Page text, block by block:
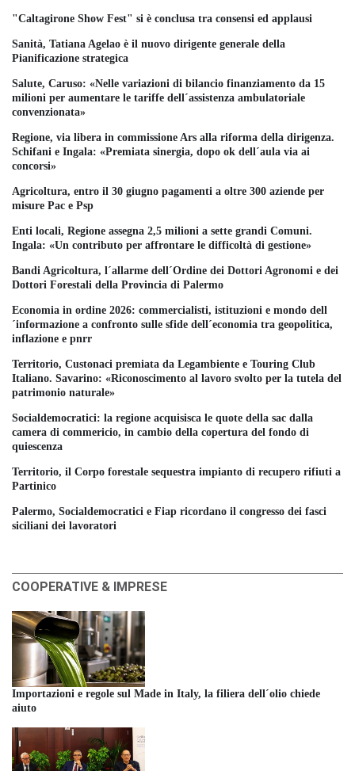
"Caltagirone Show Fest" si è conclusa tra consensi ed applausi
Sanità, Tatiana Agelao è il nuovo dirigente generale della
Pianificazione strategica
Salute, Caruso: «Nelle variazioni di bilancio finanziamento da 15
milioni per aumentare le tariffe dell´assistenza ambulatoriale
convenzionata»
Regione, via libera in commissione Ars alla riforma della dirigenza.
Schifani e Ingala: «Premiata sinergia, dopo ok dell´aula via ai
concorsi»
Agricoltura, entro il 30 giugno pagamenti a oltre 300 aziende per
misure Pac e Psp
Enti locali, Regione assegna 2,5 milioni a sette grandi Comuni.
Ingala: «Un contributo per affrontare le difficoltà di gestione»
Bandi Agricoltura, l´allarme dell´Ordine dei Dottori Agronomi e dei
Dottori Forestali della Provincia di Palermo
Economia in ordine 2026: commercialisti, istituzioni e mondo dell
´informazione a confronto sulle sfide dell´economia tra geopolitica,
inflazione e pnrr
Territorio, Custonaci premiata da Legambiente e Touring Club
Italiano. Savarino: «Riconoscimento al lavoro svolto per la tutela del
patrimonio naturale»
Socialdemocratici: la regione acquisisca le quote della sac dalla
camera di commericio, in cambio della copertura del fondo di
quiescenza
Territorio, il Corpo forestale sequestra impianto di recupero rifiuti a
Partinico
Palermo, Socialdemocratici e Fiap ricordano il congresso dei fasci
siciliani dei lavoratori
COOPERATIVE & IMPRESE
Importazioni e regole sul Made in Italy, la filiera dell´olio chiede
aiuto